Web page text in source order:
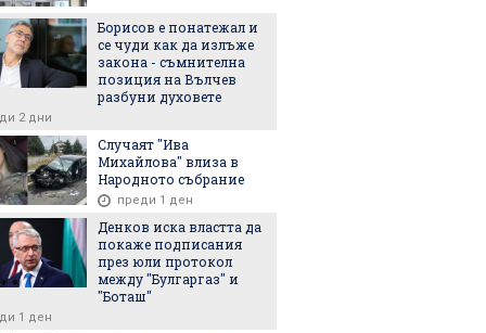
Борисов е понатежал и
се чуди как да излъже
закона - съмнителна
позиция на Вълчев
разбуни духовете
2 дни
Случаят "Ива
Михайлова" влиза в
Народното събрание
преди 1 ден
Денков иска властта да
покаже подписания
през юли протокол
между "Булгаргаз" и
"Боташ"
1 ден